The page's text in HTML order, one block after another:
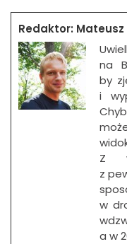
Redaktor:
na
by
i
Z
z
w
a w